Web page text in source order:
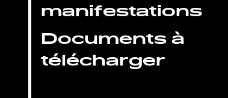
manifestations
Documents à
télécharger